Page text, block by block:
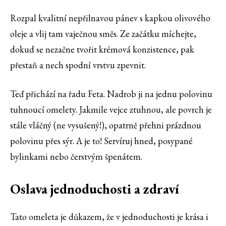
Rozpal kvalitní nepřilnavou pánev s kapkou olivového
oleje a vlij tam vaječnou směs. Ze začátku míchejte,
dokud se nezačne tvořit krémová konzistence, pak
přestaň a nech spodní vrstvu zpevnit.
Teď přichází na řadu Feta. Nadrob ji na jednu polovinu
tuhnoucí omelety. Jakmile vejce ztuhnou, ale povrch je
stále vláčný (ne vysušený!), opatrně přehni prázdnou
polovinu přes sýr. A je to! Servíruj hned, posypané
bylinkami nebo čerstvým špenátem.
Oslava jednoduchosti a zdraví
Tato omeleta je důkazem, že v jednoduchosti je krása i